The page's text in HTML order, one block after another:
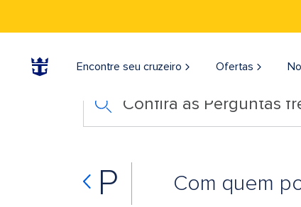
Encontre seu cruzeiro Ofertas
Confira as Perguntas
P Com quem